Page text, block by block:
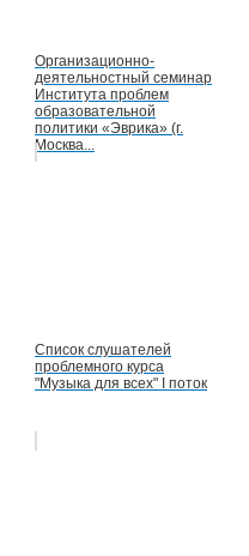
Организационно-
деятельностный семинар
Института проблем
образовательной
политики «Эврика» (г.
Москва...
Список слушателей
проблемного курса
"Музыка для всех" I поток